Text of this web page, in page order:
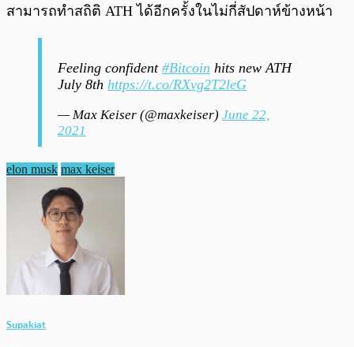
สามารถทำสถิติ ATH ได้อีกครั้งในไม่กี่สัปดาห์ข้างหน้า
Feeling confident #Bitcoin hits new ATH
July 8th https://t.co/RXvg2T2leG
— Max Keiser (@maxkeiser) June 22,
2021
elon musk max keiser
Supakiat